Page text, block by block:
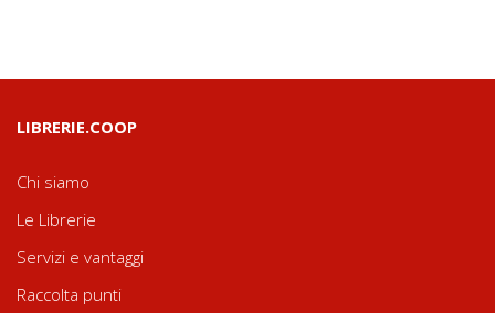
LIBRERIE.COOP
Chi siamo
Le Librerie
Servizi e vantaggi
Raccolta punti